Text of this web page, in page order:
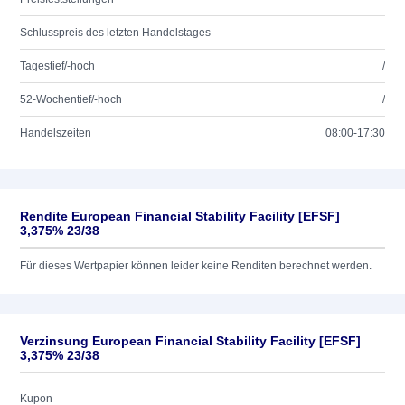
Schlusspreis des letzten Handelstages
Tagestief/-hoch /
52-Wochentief/-hoch /
Handelszeiten 08:00-17:30
Rendite European Financial Stability Facility [EFSF]
3,375% 23/38
Für dieses Wertpapier können leider keine Renditen berechnet werden.
Verzinsung European Financial Stability Facility [EFSF]
3,375% 23/38
Kupon